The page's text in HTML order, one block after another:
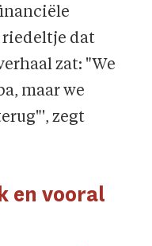
riedeltje dat
zat: "We
maar we
zegt
en vooral